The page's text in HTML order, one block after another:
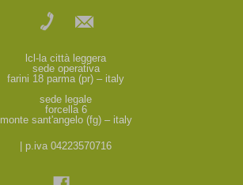
lcl-la città leggera
sede operativa
farini 18 parma (pr) – italy
sede legale
forcella 6
monte sant'angelo (fg) – italy
| p.iva 04223570716